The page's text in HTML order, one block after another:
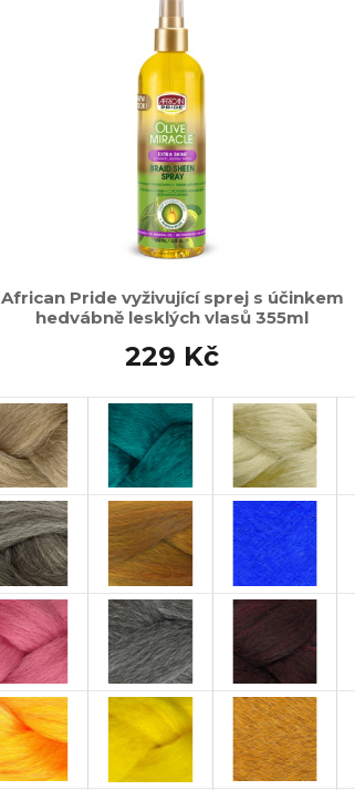
African Pride vyživující sprej s účinkem
hedvábně lesklých vlasů 355ml
229 Kč